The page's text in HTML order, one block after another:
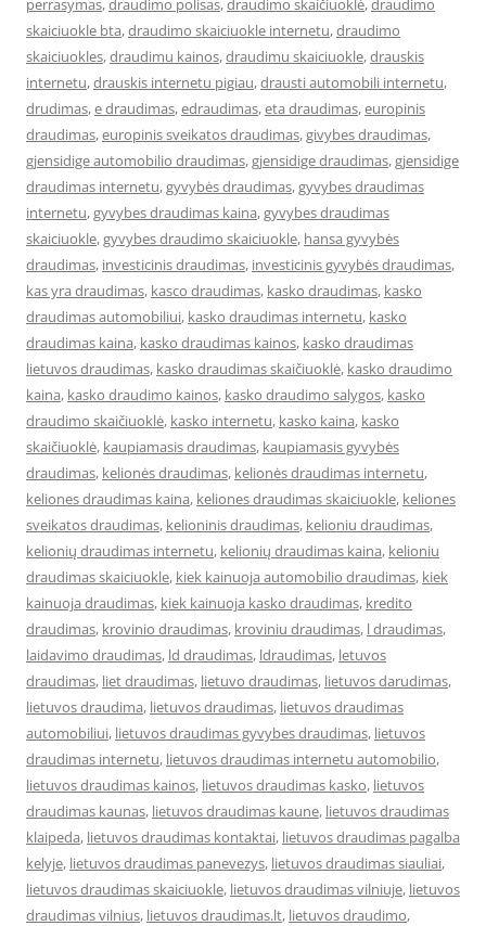
perrasymas,draudimo polisas,draudimo skaičiuoklė,draudimo
skaiciuokle bta,draudimo skaiciuokle internetu,draudimo
skaiciuokles,draudimu kainos,draudimu skaiciuokle,drauskis
internetu,drauskis internetu pigiau,drausti automobili internetu,
drudimas,e draudimas,edraudimas,eta draudimas,europinis
draudimas,europinis sveikatos draudimas,givybes draudimas,
gjensidige automobilio draudimas,gjensidige draudimas,gjensidige
draudimas internetu,gyvybės draudimas,gyvybes draudimas
internetu,gyvybes draudimas kaina,gyvybes draudimas
skaiciuokle,gyvybes draudimo skaiciuokle, hansa gyvybės
draudimas, investicinis draudimas, investicinis gyvybės draudimas,
kas yra draudimas, kasco draudimas, kasko draudimas, kasko
draudimas automobiliui, kasko draudimas internetu, kasko
draudimas kaina, kasko draudimas kainos, kasko draudimas
lietuvos draudimas, kasko draudimas skaičiuoklė, kasko draudimo
kaina, kasko draudimo kainos, kasko draudimo salygos, kasko
draudimo skaičiuoklė, kasko internetu, kasko kaina, kasko
skaičiuoklė, kaupiamasis draudimas, kaupiamasis gyvybės
draudimas, kelionės draudimas, kelionės draudimas internetu,
keliones draudimas kaina, keliones draudimas skaiciuokle, keliones
sveikatos draudimas, kelioninis draudimas, kelioniu draudimas,
kelionių draudimas internetu, kelionių draudimas kaina, kelioniu
draudimas skaiciuokle, kiek kainuoja automobilio draudimas, kiek
kainuoja draudimas, kiek kainuoja kasko draudimas, kredito
draudimas, krovinio draudimas, kroviniu draudimas, l draudimas,
laidavimo draudimas, ld draudimas, ldraudimas, letuvos
draudimas, liet draudimas, lietuvo draudimas, lietuvos darudimas,
lietuvos draudima, lietuvos draudimas, lietuvos draudimas
automobiliui, lietuvos draudimas gyvybes draudimas, lietuvos
draudimas internetu, lietuvos draudimas internetu automobilio,
lietuvos draudimas kainos, lietuvos draudimas kasko, lietuvos
draudimas kaunas, lietuvos draudimas kaune, lietuvos draudimas
klaipeda, lietuvos draudimas kontaktai, lietuvos draudimas pagalba
kelyje, lietuvos draudimas panevezys, lietuvos draudimas siauliai,
lietuvos draudimas skaiciuokle, lietuvos draudimas vilniuje, lietuvos
draudimas vilnius, lietuvos draudimas.lt, lietuvos draudimo,